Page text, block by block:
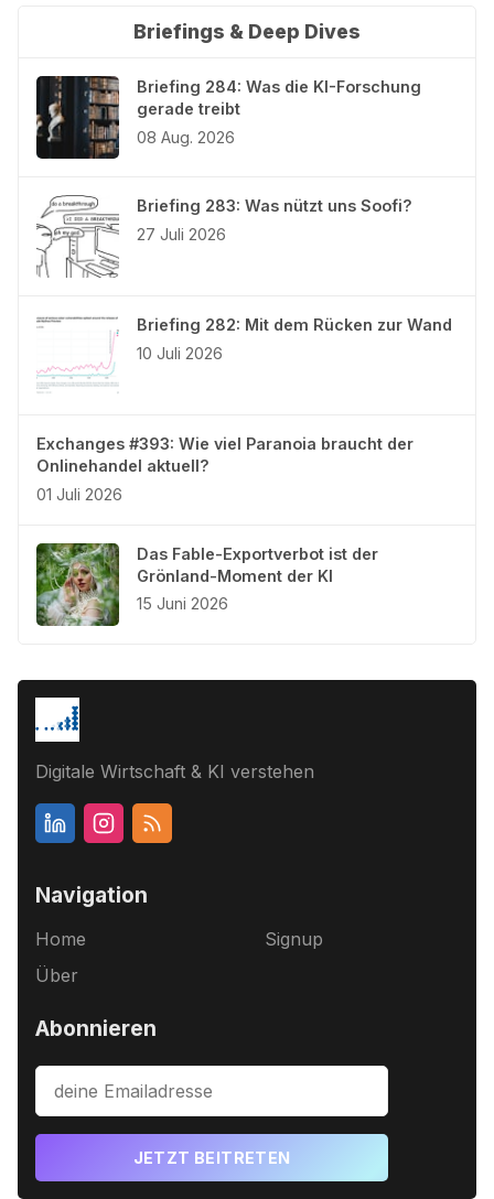
Briefings & Deep Dives
Briefing 284: Was die KI-Forschung
gerade treibt
08 Aug. 2026
Briefing 283: Was nützt uns Soofi?
27 Juli 2026
Briefing 282: Mit dem Rücken zur Wand
10 Juli 2026
Exchanges #393: Wie viel Paranoia braucht der
Onlinehandel aktuell?
01 Juli 2026
Das Fable-Exportverbot ist der
Grönland-Moment der KI
15 Juni 2026
Digitale Wirtschaft & KI verstehen
Navigation
Home
Über
Signup
Abonnieren
JETZT BEITRETEN